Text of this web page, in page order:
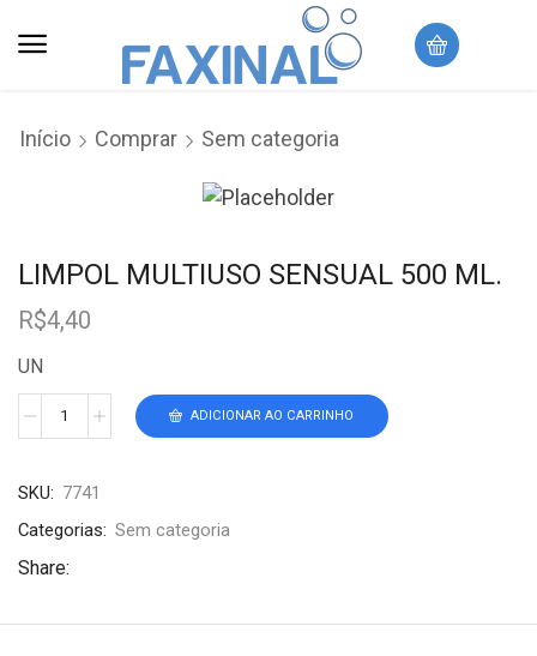
Início Comprar Sem categoria
LIMPOL MULTIUSO SENSUAL 500 ML.
R$4,40
UN
ADICIONAR AO CARRINHO
SKU: 7741
Categorias: Sem categoria
Share: